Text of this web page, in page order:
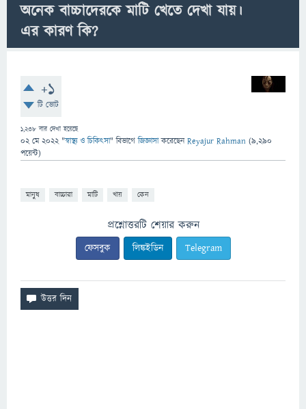
অনেক বাচ্চাদেরকে মাটি খেতে দেখা যায়।
এর কারণ কি?
+1
টি ভোট
1,238 বার দেখা হয়েছে
02 মে 2022 "স্বাস্থ্য ও চিকিৎসা" বিভাগে জিজ্ঞাসাকরেছেনReyajur Rahman (9,290
পয়েন্ট)
মানুষ বাচ্চারা মাটি খায় কেন
প্রশ্নোত্তরটি শেয়ার করুন
ফেসবুক লিঙ্কইডিন Telegram